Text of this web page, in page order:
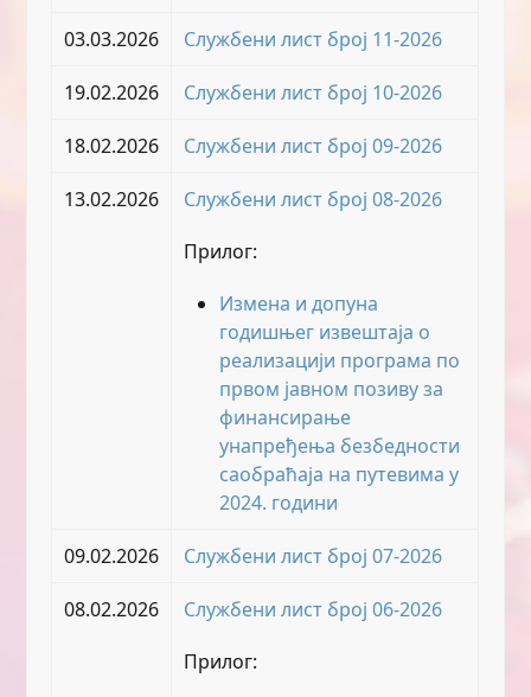
03.03.2026 Службени лист број 11-2026
19.02.2026 Службени лист број 10-2026
18.02.2026 Службени лист број 09-2026
13.02.2026
Службени лист број 08-2026
Прилог:
Измена и допуна
годишњег извештаја о
реализацији програма по
првом јавном позиву за
финансирање
унапређења безбедности
саобраћаја на путевима у
2024. години
09.02.2026 Службени лист број 07-2026
08.02.2026
Службени лист број 06-2026
Прилог: